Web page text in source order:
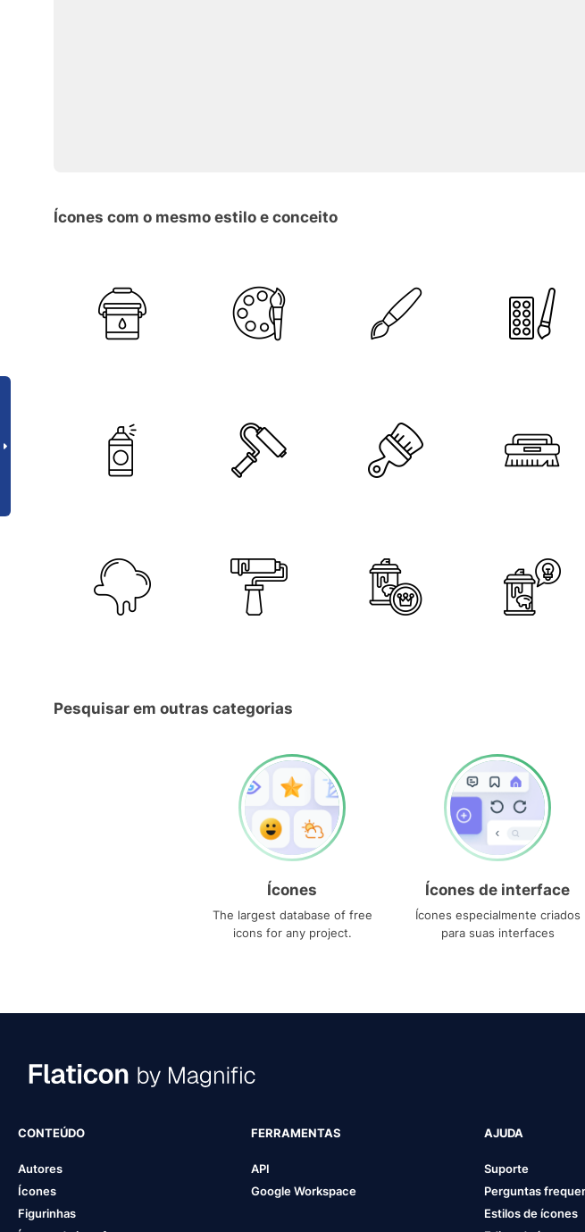
Ícones com o mesmo estilo e conceito
Pesquisar em outras categorias
Ícones
The largest database of free
icons for any project.
Ícones de interface
Ícones especialmente criados
para suas interfaces
CONTEÚDO
Autores
Ícones
Figurinhas
FERRAMENTAS
API
Google Workspace
AJUDA
Suporte
Perguntas
Estilos de ícones